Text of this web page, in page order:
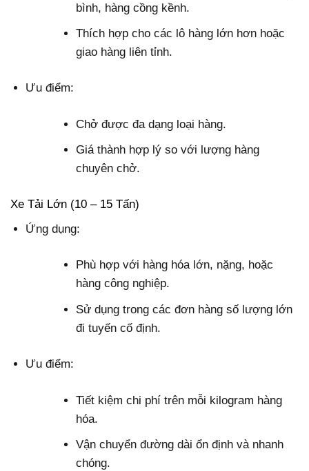
bình, hàng cồng kềnh.
Thích hợp cho các lô hàng lớn hơn hoặc
giao hàng liên tỉnh.
Ưu điểm:
Chở được đa dạng loại hàng.
Giá thành hợp lý so với lượng hàng
chuyên chở.
Xe Tải Lớn (10 – 15 Tấn)
Ứng dụng:
Phù hợp với hàng hóa lớn, nặng, hoặc
hàng công nghiệp.
Sử dụng trong các đơn hàng số lượng lớn
đi tuyến cố định.
Ưu điểm:
Tiết kiệm chi phí trên mỗi kilogram hàng
hóa.
Vận chuyển đường dài ổn định và nhanh
chóng.